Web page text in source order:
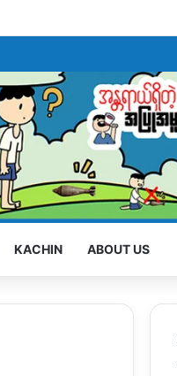
KACHIN ABOUT US